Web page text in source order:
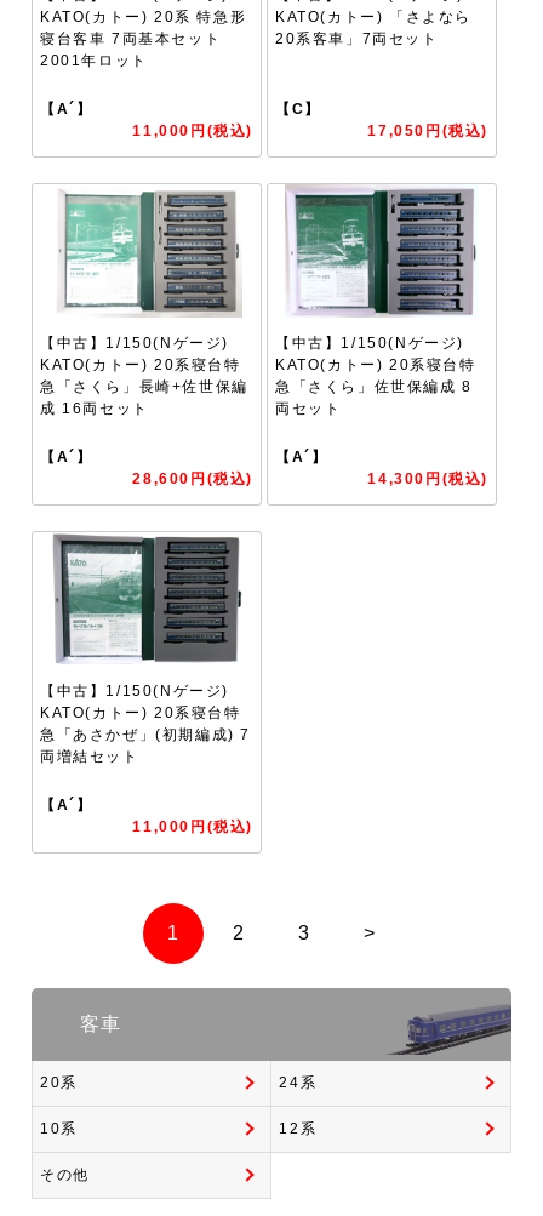
KATO(カトー) 20系 特急形
寝台客車 7両基本セット
2001年ロット
【A´】
11,000円(税込)
KATO(カトー) 「さよなら
20系客車」7両セット
【C】
17,050円(税込)
【中古】1/150(Nゲージ)
KATO(カトー) 20系寝台特
急「さくら」長崎+佐世保編
成 16両セット
【A´】
28,600円(税込)
【中古】1/150(Nゲージ)
KATO(カトー) 20系寝台特
急「さくら」佐世保編成 8
両セット
【A´】
14,300円(税込)
【中古】1/150(Nゲージ)
KATO(カトー) 20系寝台特
急「あさかぜ」(初期編成) 7
両増結セット
【A´】
11,000円(税込)
1 2 3 >
客車
20系 24系
10系 12系
その他